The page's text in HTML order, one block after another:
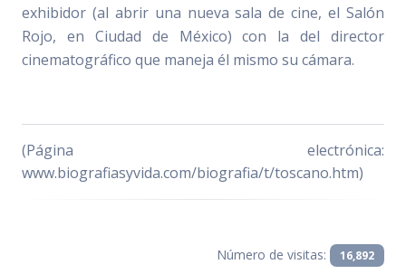
exhibidor (al abrir una nueva sala de cine, el Salón
Rojo, en Ciudad de México) con la del director
cinematográfico que maneja él mismo su cámara.
(Página electrónica:
www.biografiasyvida.com/biografia/t/toscano.htm)
Número de visitas: 16,892